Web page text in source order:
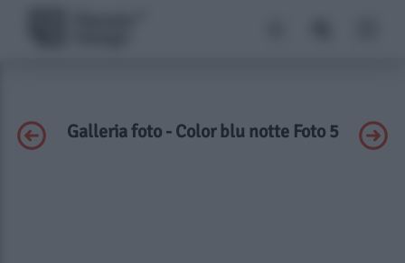
Galleria foto - Color blu notte Foto 5